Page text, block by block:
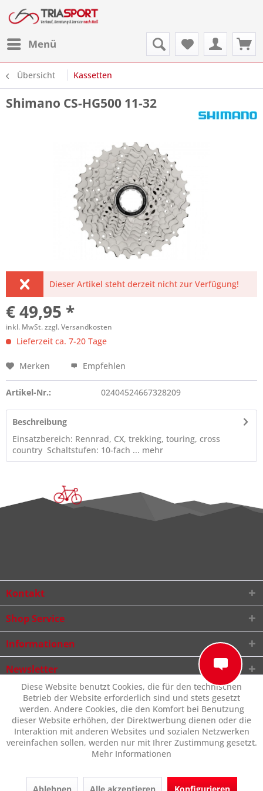
Menü
Übersicht Kassetten
Shimano CS-HG500 11-32
Dieser Artikel steht derzeit nicht zur Verfügung!
€ 49,95 *
inkl. MwSt.zzgl. Versandkosten
Lieferzeit ca. 7-20 Tage
Merken Empfehlen
Artikel-Nr.: 02404524667328209
Beschreibung
Einsatzbereich: Rennrad, CX, trekking, touring, cross
country Schaltstufen: 10-fach ... mehr
Kontakt
Shop Service
Informationen
Newsletter
Diese Website benutzt Cookies, die für den technischen
Betrieb der Website erforderlich sind und stets gesetzt
werden. Andere Cookies, die den Komfort bei Benutzung
dieser Website erhöhen, der Direktwerbung dienen oder die
Interaktion mit anderen Websites und sozialen Netzwerken
vereinfachen sollen, werden nur mit Ihrer Zustimmung gesetzt.
Mehr Informationen